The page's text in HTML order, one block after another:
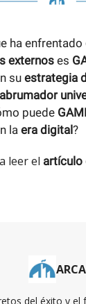
ha enfrentado
externos es
su estrategia
abrumador
puede
la era digital?
leer el artículo
ARCA
del éxito y el